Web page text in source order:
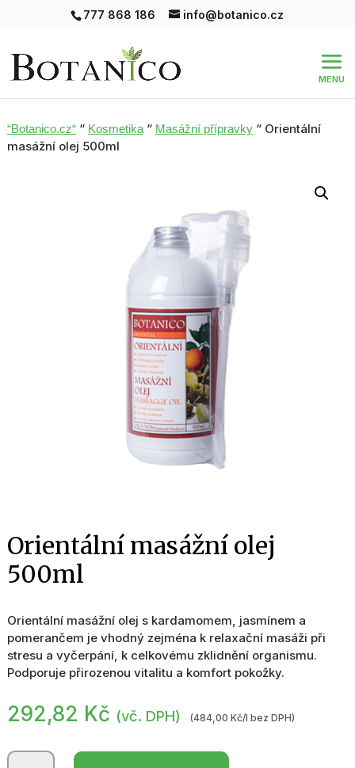
777 868 186 info@botanico.cz
“Botanico.cz““ Kosmetika“ Masážní přípravky“ Orientální
masážní olej 500ml
Orientální masážní olej
500ml
Orientální masážní olej s kardamomem, jasmínem a
pomerančem je vhodný zejména k relaxační masáži při
stresu a vyčerpání, k celkovému zklidnění organismu.
Podporuje přirozenou vitalitu a komfort pokožky.
292,82 Kč (vč. DPH) (484,00 Kč/l bez DPH)
Orientální